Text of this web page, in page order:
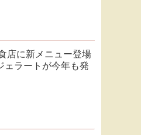
に新メニュー登場
ェラートが今年も発